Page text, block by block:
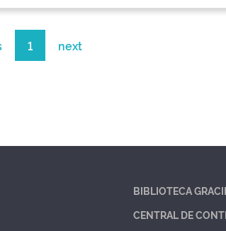
1 next
BIBLIOTECA
CENTRAL DE